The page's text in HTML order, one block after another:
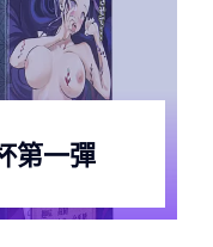
第一彈